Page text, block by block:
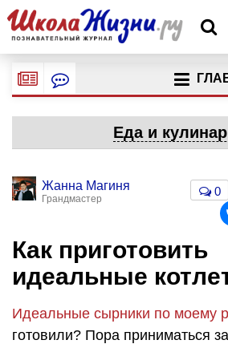
Еда и
Жанна Магиня
Грандмастер
0
Как приготовить
идеальные
Идеальные сырники по моему
готовили? Пора приниматься